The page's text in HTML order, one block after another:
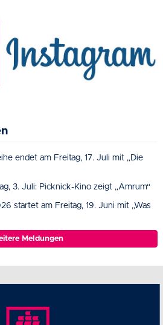
endet am Freitag, 17. Juli mit „Die
3. Juli: Picknick-Kino zeigt „Amrum“
startet am Freitag, 19. Juni mit „Was
Meldungen